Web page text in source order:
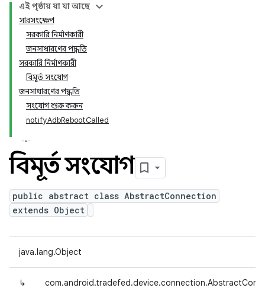
এই পৃষ্ঠায় যা যা আছে
সারসংক্ষেপ
সরকারি নির্মাণকারী
জনসাধারণের পদ্ধতি
সরকারি নির্মাণকারী
বিমূর্ত সংযোগ
জনসাধারণের পদ্ধতি
সংযোগ শুরু করুন
notifyAdbRebootCalled
বিমূর্ত সংযোগ
public abstract class AbstractConnection
extends Object
java.lang.Object
↳